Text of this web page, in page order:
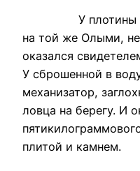
У плотины
на той же Олыми,
оказался
У сброшенной в
механизатор,
ловца на берегу. И
плитой и камнем.